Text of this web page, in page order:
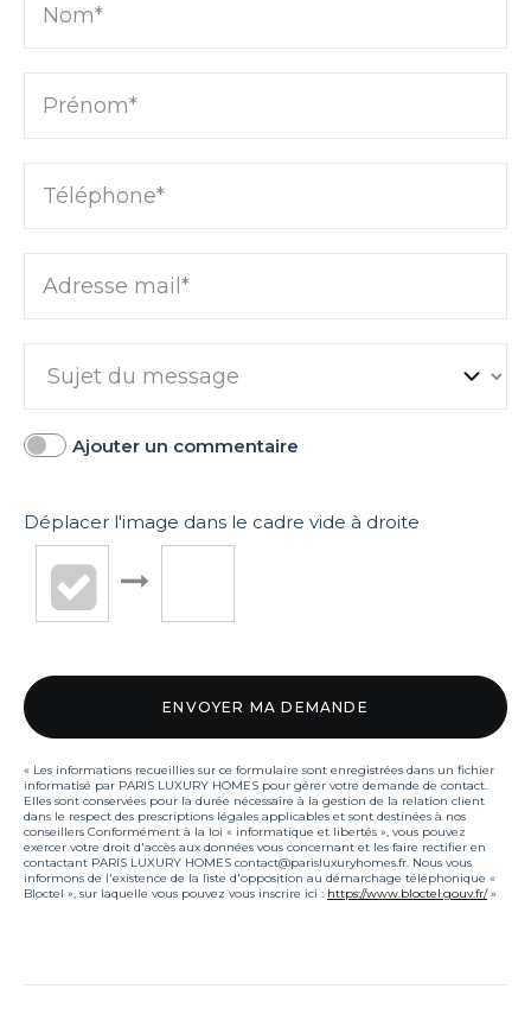
Nom*
Prénom*
Téléphone*
Adresse mail*
Ajouter un commentaire
Déplacer l'image dans le cadre vide à droite
« Les informations recueillies sur ce formulaire sont enregistrées dans un fichier
informatisé par PARIS LUXURY HOMES pour gérer votre demande de contact.
Elles sont conservées pour la durée nécessaire à la gestion de la relation client
dans le respect des prescriptions légales applicables et sont destinées à nos
conseillers Conformément à la loi « informatique et libertés », vous pouvez
exercer votre droit d'accès aux données vous concernant et les faire rectifier en
contactant PARIS LUXURY HOMES contact@parisluxuryhomes.fr. Nous vous
informons de l'existence de la liste d'opposition au démarchage téléphonique «
Bloctel », sur laquelle vous pouvez vous inscrire ici : https://www.bloctel.gouv.fr/»